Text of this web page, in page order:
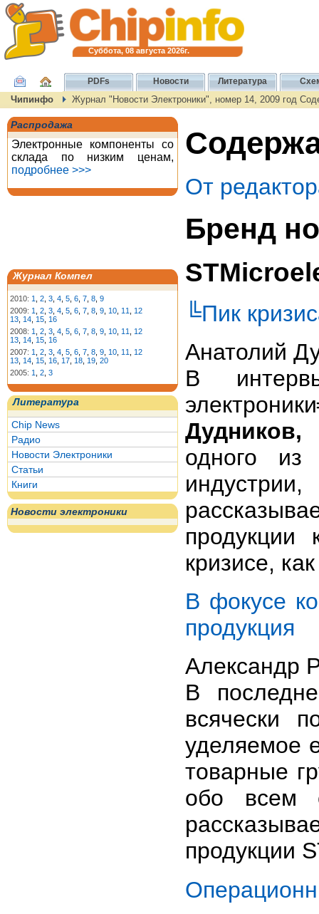
Суббота, 08 августа 2026г.
PDFs Новости Литература
Чипинфо Журнал "Новости Электроники", номер 14, 2009 год
Распродажа
Электронные компоненты со
склада по низким ценам,
подробнее >>>
Журнал Компел
2010: 1 2 3 4 5 6 7 8 9
2009: 1 2 3 4 5 6 7 8 9 10 11
12
13 14 15 16
2008: 1 2 3 4 5 6 7 8 9 10 11
12
13 14 15 16
2007: 1 2 3 4 5 6 7 8 9 10 11
12
13 14 15 16 17 18 19 20
2005: 1 2 3
Литература
Chip News
Радио
Новости Электроники
Статьи
Книги
Новости электроники
От
Бренд
╚Пик
Анатолий
В
Дудников,
одного из
кризисе,
В фокусе
продукция
Александр
В
всячески
уделяемое
товарные
обо всем
продукции